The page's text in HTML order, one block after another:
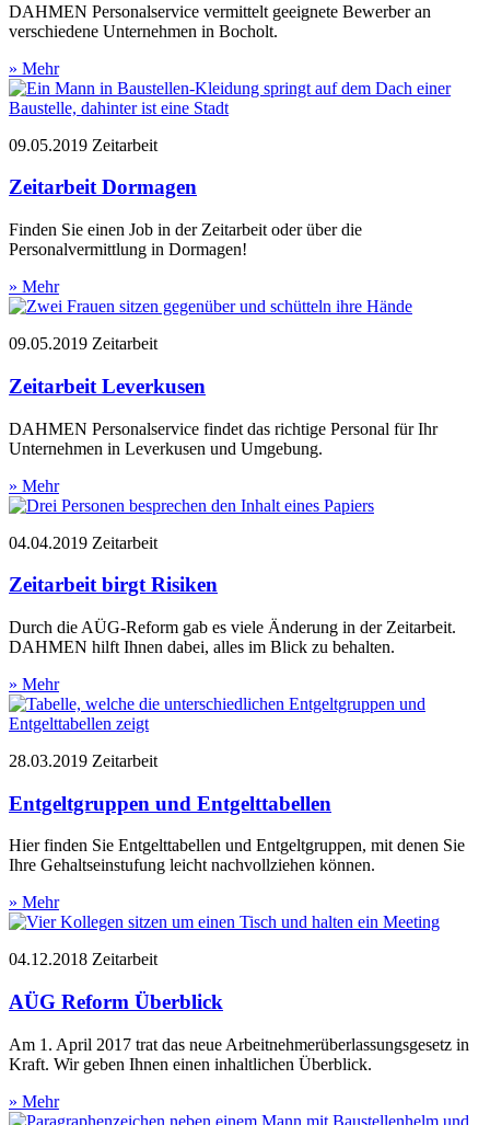
DAHMEN Personalservice vermittelt geeignete Bewerber an
verschiedene Unternehmen in Bocholt.
» Mehr
09.05.2019 Zeitarbeit
Zeitarbeit Dormagen
Finden Sie einen Job in der Zeitarbeit oder über die
Personalvermittlung in Dormagen!
» Mehr
09.05.2019 Zeitarbeit
Zeitarbeit Leverkusen
DAHMEN Personalservice findet das richtige Personal für Ihr
Unternehmen in Leverkusen und Umgebung.
» Mehr
04.04.2019 Zeitarbeit
Zeitarbeit birgt Risiken
Durch die AÜG-Reform gab es viele Änderung in der Zeitarbeit.
DAHMEN hilft Ihnen dabei, alles im Blick zu behalten.
» Mehr
28.03.2019 Zeitarbeit
Entgeltgruppen und Entgelttabellen
Hier finden Sie Entgelttabellen und Entgeltgruppen, mit denen Sie
Ihre Gehaltseinstufung leicht nachvollziehen können.
» Mehr
04.12.2018 Zeitarbeit
AÜG Reform Überblick
Am 1. April 2017 trat das neue Arbeitnehmerüberlassungsgesetz in
Kraft. Wir geben Ihnen einen inhaltlichen Überblick.
» Mehr